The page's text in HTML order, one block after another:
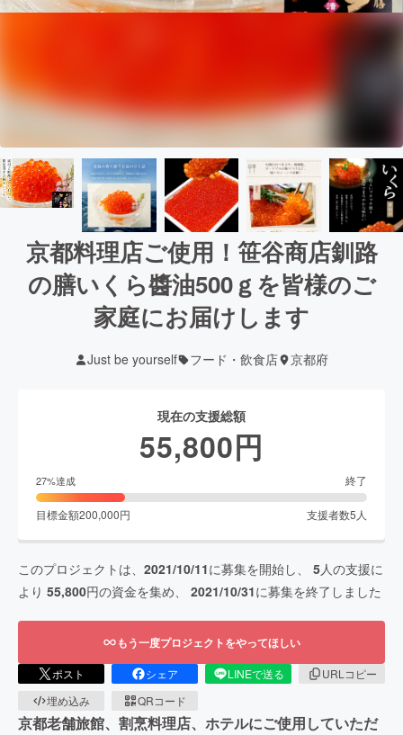
京都料理店ご使用！笹谷商店釧路
の膳いくら醬油500ｇを皆様のご
家庭にお届けします
Just be yourself フード・飲食店 京都府
現在の支援総額
55,800円
27%達成 終了
目標金額200,000円 支援者数5 人
このプロジェクトは、 2021/10/11に募集を開始し、 5人の支援に
より 55,800円の資金を集め、 2021/10/31に募集を終了しました
もう一度プロジェクトをやってほしい
ポスト シェア LINEで送る
URLコピー
埋め込み
QRコード
京都老舗旅館、割烹料理店、ホテルにご使用していただ